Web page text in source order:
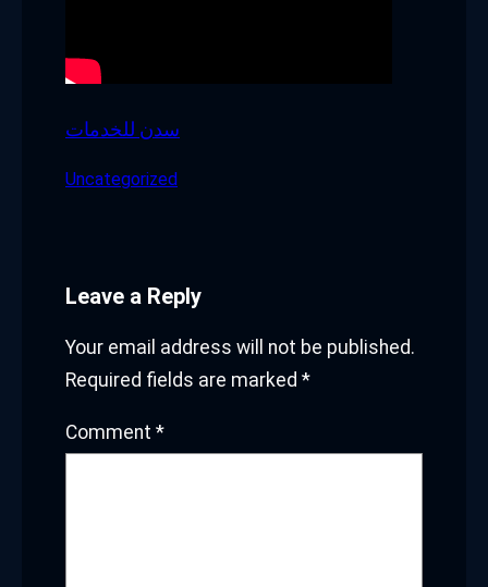
سدن للخدمات
Uncategorized
Leave a Reply
Your email address will not be published.
Required fields are marked *
Comment *